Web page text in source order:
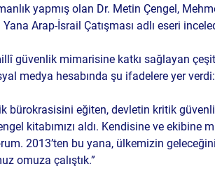
yapmış olan Dr. Metin Çengel,
Arap-İsrail Çatışması adlı eseri
güvenlik mimarisine katkı sağlayan
medya hesabında şu ifadelere yer verdi:
kitabımızı aldı. Kendisine ve ekibine
2013’ten bu yana, ülkemizin geleceğini
omuza çalıştık.”